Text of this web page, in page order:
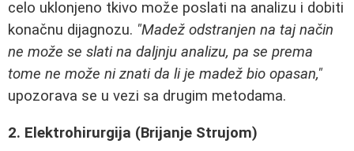
celo uklonjeno tkivo može poslati na analizu i dobiti
konačnu dijagnozu. "Madež odstranjen na taj način
ne može se slati na daljnju analizu, pa se prema
tome ne može ni znati da li je madež bio opasan,"
upozorava se u vezi sa drugim metodama.
2. Elektrohirurgija (Brijanje Strujom)